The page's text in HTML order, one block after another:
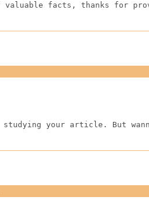
facts, thanks for
your article. But